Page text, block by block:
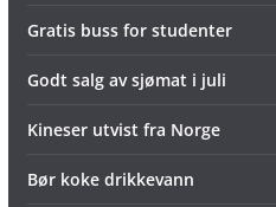
Gratis buss for studenter
Godt salg av sjømat i juli
Kineser utvist fra Norge
Bør koke drikkevann